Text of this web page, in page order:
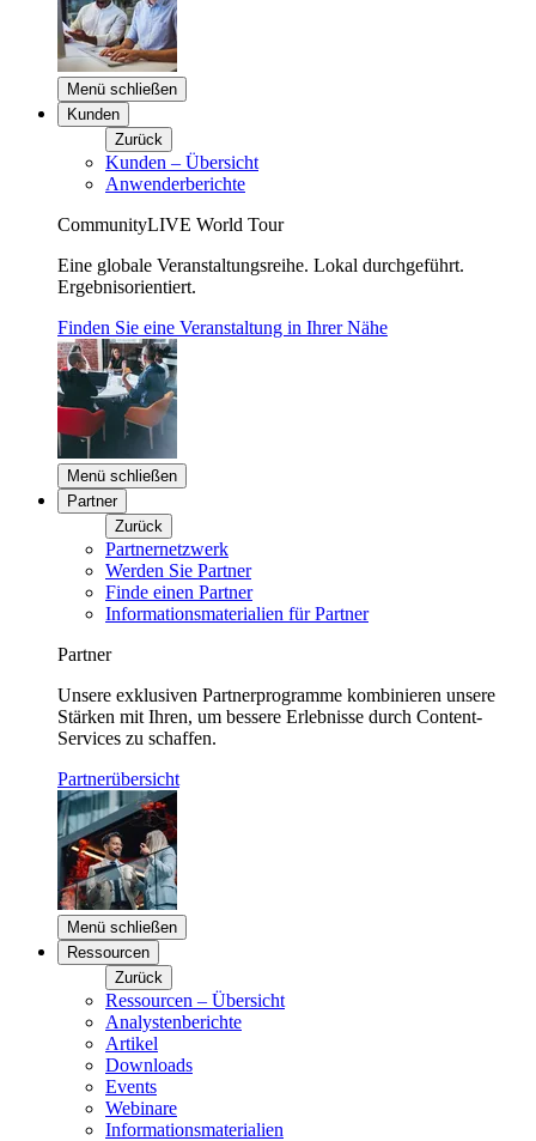
Menü schließen
Kunden
Zurück
Kunden – Übersicht
Anwenderberichte
CommunityLIVE World Tour
Eine globale Veranstaltungsreihe. Lokal durchgeführt.
Ergebnisorientiert.
Finden Sie eine Veranstaltung in Ihrer Nähe
Menü schließen
Partner
Zurück
Partnernetzwerk
Werden Sie Partner
Finde einen Partner
Informationsmaterialien für Partner
Partner
Unsere exklusiven Partnerprogramme kombinieren unsere
Stärken mit Ihren, um bessere Erlebnisse durch Content-
Services zu schaffen.
Partnerübersicht
Menü schließen
Ressourcen
Zurück
Ressourcen – Übersicht
Analystenberichte
Artikel
Downloads
Events
Webinare
Informationsmaterialien